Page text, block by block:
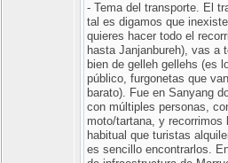
- Tema del transporte. El
tal es digamos que
quieres hacer todo el
hasta Janjanbureh), vas a
bien de gelleh gellehs (es
público, furgonetas que
barato). Fue en Sanyang
con múltiples personas,
moto/tartana, y
habitual que turistas
es sencillo encontrarlos.